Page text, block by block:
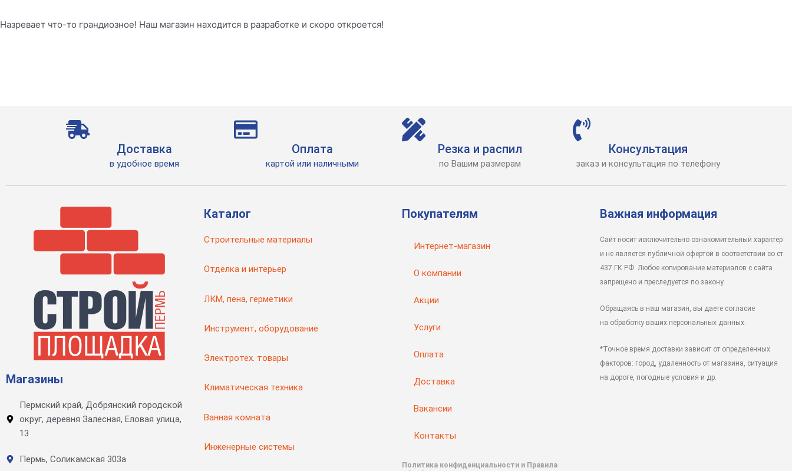
Назревает что-то грандиозное! Наш магазин находится в разработке и скоро откроется!
Доставка
в удобное время
Оплата
картой или наличными
Резка и распил
по Вашим размерам
Консультация
заказ и консультация по телефону
Магазины
Пермский край, Добрянский городской
округ, деревня Залесная, Еловая улица,
13
Пермь, Соликамская 303а
Каталог
Строительные материалы
Отделка и интерьер
ЛКМ, пена, герметики
Инструмент, оборудование
Электротех. товары
Климатическая техника
Ванная комната
Инженерные системы
Покупателям
Интернет-магазин
О компании
Акции
Услуги
Оплата
Доставка
Вакансии
Контакты
Политика конфиденциальности и Правила
Важная информация
Сайт носит исключительно ознакомительный характер
и не является публичной офертой в соответствии со ст.
437 ГК РФ. Любое копирование материалов с сайта
запрещено и преследуется по закону.
Обращаясь в наш магазин, вы даете согласие
на обработку ваших персональных данных.
*Точное время доставки зависит от определенных
факторов: город, удаленность от магазина, ситуация
на дороге, погодные условия и др.